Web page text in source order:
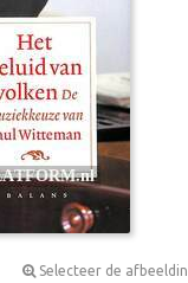
Selecteer de